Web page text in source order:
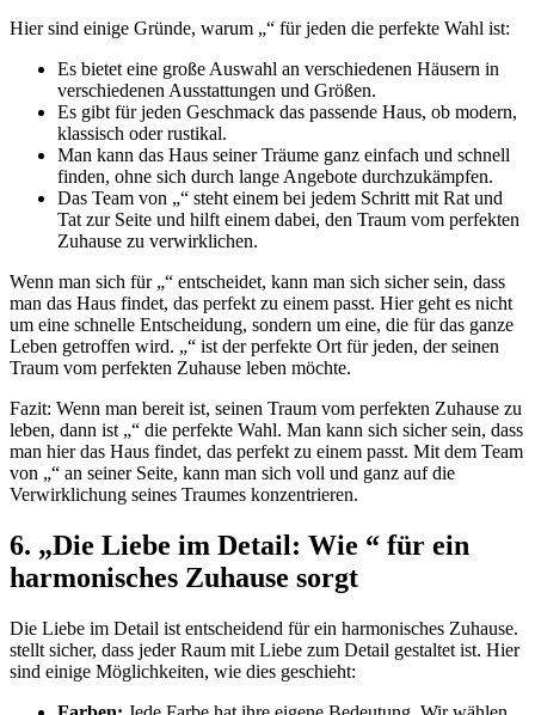
Hier sind einige Gründe, warum „“ für jeden die perfekte Wahl ist:
Es bietet eine große Auswahl an verschiedenen Häusern in
verschiedenen Ausstattungen und Größen.
Es gibt für jeden Geschmack das passende Haus, ob modern,
klassisch oder rustikal.
Man kann das Haus seiner Träume ganz einfach und schnell
finden, ohne sich durch lange Angebote durchzukämpfen.
Das Team von „“ steht einem bei jedem Schritt mit Rat und
Tat zur Seite und hilft einem dabei, den Traum vom perfekten
Zuhause zu verwirklichen.
Wenn man sich für „“ entscheidet, kann man sich sicher sein, dass
man das Haus findet, das perfekt zu einem passt. Hier geht es nicht
um eine schnelle Entscheidung, sondern um eine, die für das ganze
Leben getroffen wird. „“ ist der perfekte Ort für jeden, der seinen
Traum vom perfekten Zuhause leben möchte.
Fazit: Wenn man bereit ist, seinen Traum vom perfekten Zuhause zu
leben, dann ist „“ die perfekte Wahl. Man kann sich sicher sein, dass
man hier das Haus findet, das perfekt zu einem passt. Mit dem Team
von „“ an seiner Seite, kann man sich voll und ganz auf die
Verwirklichung seines Traumes konzentrieren.
6. „Die Liebe im Detail: Wie “ für ein
harmonisches Zuhause sorgt
Die Liebe im Detail ist entscheidend für ein harmonisches Zuhause.
stellt sicher, dass jeder Raum mit Liebe zum Detail gestaltet ist. Hier
sind einige Möglichkeiten, wie dies geschieht: